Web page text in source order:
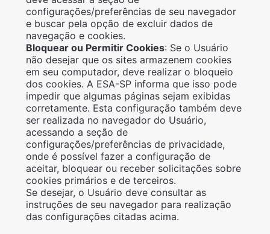
configurações/preferências de seu navegador
e buscar pela opção de excluir dados de
navegação e cookies.
Bloquear ou Permitir Cookies: Se o Usuário
não desejar que os sites armazenem cookies
em seu computador, deve realizar o bloqueio
dos cookies. A ESA-SP informa que isso pode
impedir que algumas páginas sejam exibidas
corretamente. Esta configuração também deve
ser realizada no navegador do Usuário,
acessando a seção de
configurações/preferências de privacidade,
onde é possível fazer a configuração de
aceitar, bloquear ou receber solicitações sobre
cookies primários e de terceiros.
Se desejar, o Usuário deve consultar as
instruções de seu navegador para realização
das configurações citadas acima.